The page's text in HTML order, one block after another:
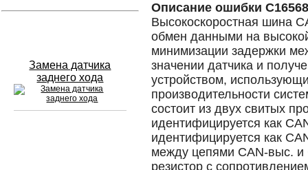
Замена датчика
заднего хода
Описание ошибки
Высокоскоростная шина
обмен данными на
минимизации задержки
значении датчика и
устройством,
производительности
состоит из двух свитых
идентифицируется как
идентифицируется как
между цепями CAN-выс. и
резистор с